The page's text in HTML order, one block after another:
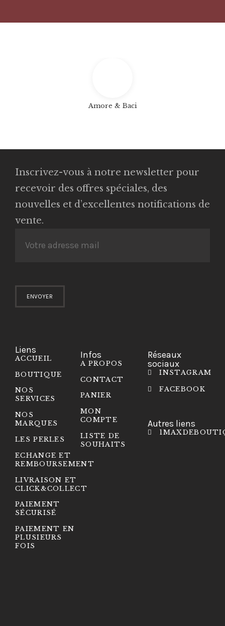
Amore & Baci
Inscrivez-vous à notre newsletter pour
recevoir des offres spéciales, des
nouvelles et d’excellentes notifications de
vente.
Liens
ACCUEIL
BOUTIQUE
NOS
SERVICES
NOS
MARQUES
LES PERLES
ECHANGE ET
REMBOURSEMENT
LIVRAISON ET
CLICK&COLLECT
PAIEMENT
SÉCURISÉ
PAIEMENT EN
PLUSIEURS
FOIS
Infos
A PROPOS
CONTACT
PANIER
MON
COMPTE
LISTE DE
SOUHAITS
Réseaux
sociaux
INSTAGRAM
FACEBOOK
Autres liens